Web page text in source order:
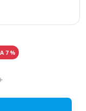
7 %
товара